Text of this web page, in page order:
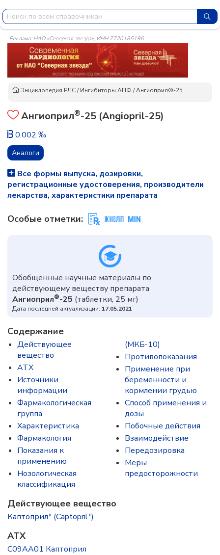
Реклама: НАО «Северная звезда», ИНН 7720185196
Энциклопедия РЛС/Ингибиторы АПФ /Ангиоприл®-25
Ангиоприл®-25 (Angiopril-25)
0.002 ‰
Аналоги
Все формы выпуска, дозировки,
регистрационные удостоверения, производители
лекарства, характеристики препарата
Особые отметки:
Обобщенные научные материалы по
действующему веществу препарата
Ангиоприл®-25 (таблетки, 25 мг)
Дата последней актуализации: 17.05.2021
Содержание
Действующее
вещество
ATX
Источники
информации
Фармакологическая
группа
Характеристика
Фармакология
Показания к
применению
Нозологическая
классификация
(МКБ-10)
Противопоказания
Применение при
беременности и
кормлении грудью
Способ применения и
дозы
Побочные действия
Взаимодействие
Передозировка
Меры
предосторожности
Действующее вещество
Каптоприл* (Captopril*)
ATX
C09AA01 Каптоприл